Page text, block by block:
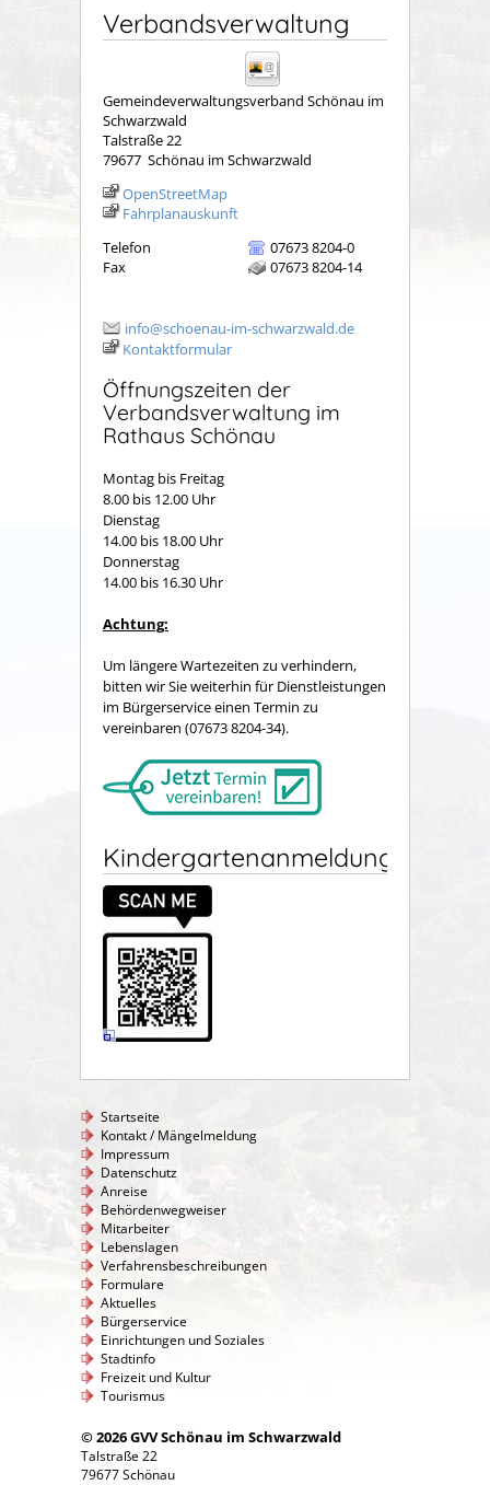
Verbandsverwaltung
Gemeindeverwaltungsverband Schönau im
Schwarzwald
Talstraße 22
79677 Schönau im Schwarzwald
OpenStreetMap
Fahrplanauskunft
Telefon
07673 8204-0
Fax
07673 8204-14
info@schoenau-im-schwarzwald.de
Kontaktformular
Öffnungszeiten der
Verbandsverwaltung im
Rathaus Schönau
Montag bis Freitag
8.00 bis 12.00 Uhr
Dienstag
14.00 bis 18.00 Uhr
Donnerstag
14.00 bis 16.30 Uhr
Achtung:
Um längere Wartezeiten zu verhindern,
bitten wir Sie weiterhin für Dienstleistungen
im Bürgerservice einen Termin zu
vereinbaren (07673 8204-34).
Kindergartenanmeldung
Startseite
Kontakt / Mängelmeldung
Impressum
Datenschutz
Anreise
Behördenwegweiser
Mitarbeiter
Lebenslagen
Verfahrensbeschreibungen
Formulare
Aktuelles
Bürgerservice
Einrichtungen und Soziales
Stadtinfo
Freizeit und Kultur
Tourismus
© 2026 GVV Schönau im Schwarzwald
Talstraße 22
79677 Schönau